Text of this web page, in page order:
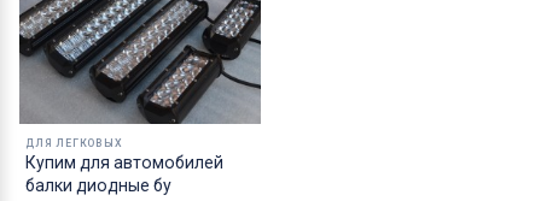
ДЛЯ ЛЕГКОВЫХ
Купим для автомобилей
балки диодные бу